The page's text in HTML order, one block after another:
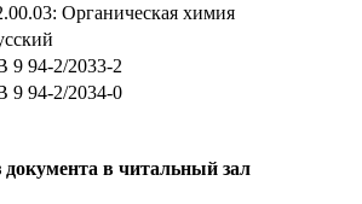
Органическая химия
9 94-2/2033-2
9 94-2/2034-0
в читальный зал